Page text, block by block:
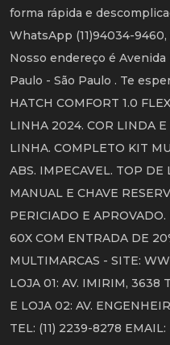
forma rápida e
WhatsApp (11)94034-
Nosso endereço é Avenida
Paulo - São Paulo . Te
HATCH COMFORT 1.0
LINHA 2024. COR LINDA E
LINHA. COMPLETO KIT
ABS. IMPECAVEL. TOP DE
MANUAL E CHAVE
PERICIADO E
60X COM ENTRADA DE
MULTIMARCAS - SITE:
LOJA 01: AV. IMIRIM, 3638
E LOJA 02: AV.
TEL: (11) 2239-8278 EMAIL: